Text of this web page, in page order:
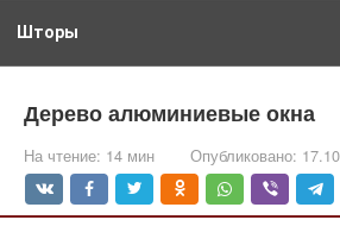
Шторы
Дерево алюминиевые окна
На чтение: 14 мин Опубликовано: